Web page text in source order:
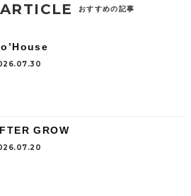
おすすめの記事
GROW